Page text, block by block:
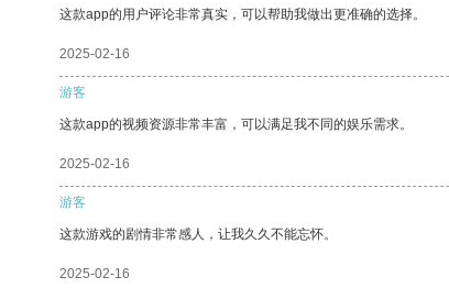
这款app的用户评论非常真实，可以帮助我做出更准确的选择。
2025-02-16
游客
这款app的视频资源非常丰富，可以满足我不同的娱乐需求。
2025-02-16
游客
这款游戏的剧情非常感人，让我久久不能忘怀。
2025-02-16